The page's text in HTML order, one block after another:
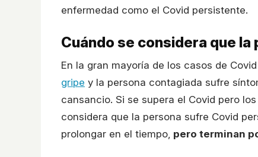
enfermedad como el Covid persistente.
Cuándo se considera que
En la gran mayoría de los casos de
gripe y la persona contagiada sufre
cansancio. Si se supera el Covid pero
considera que la persona sufre Covid
prolongar en el tiempo, pero terminan